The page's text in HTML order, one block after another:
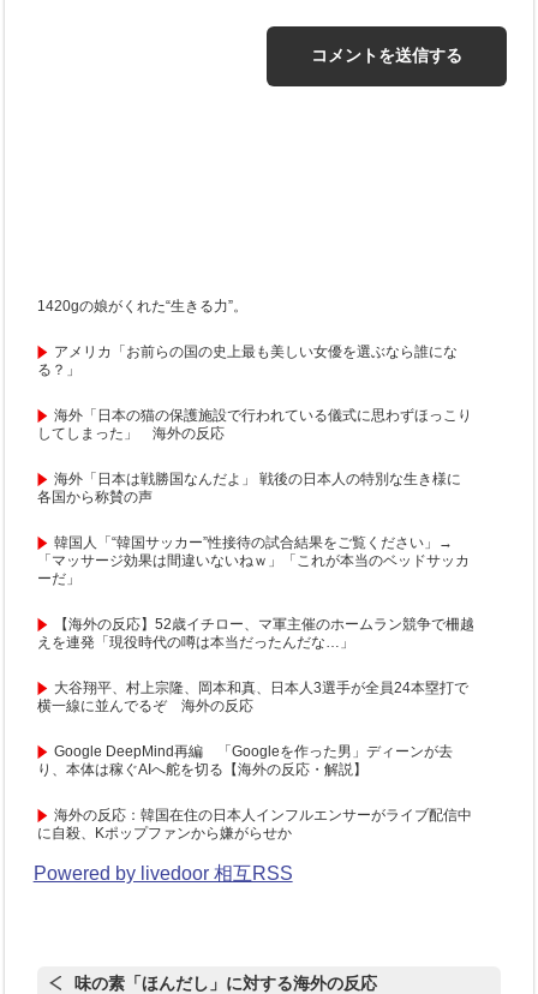
1420gの娘がくれた“生きる力”。
アメリカ「お前らの国の史上最も美しい女優を選ぶなら誰にな
る？」
海外「日本の猫の保護施設で行われている儀式に思わずほっこり
してしまった」 海外の反応
海外「日本は戦勝国なんだよ」 戦後の日本人の特別な生き様に
各国から称賛の声
韓国人「“韓国サッカー”性接待の試合結果をご覧ください」→
「マッサージ効果は間違いないねｗ」「これが本当のベッドサッカ
ーだ」
【海外の反応】52歳イチロー、マ軍主催のホームラン競争で柵越
えを連発「現役時代の噂は本当だったんだな…」
大谷翔平、村上宗隆、岡本和真、日本人3選手が全員24本塁打で
横一線に並んでるぞ 海外の反応
Google DeepMind再編 「Googleを作った男」ディーンが去
り、本体は稼ぐAIへ舵を切る【海外の反応・解説】
海外の反応：韓国在住の日本人インフルエンサーがライブ配信中
に自殺、Kポップファンから嫌がらせか
Powered by livedoor 相互RSS
味の素「ほんだし」に対する海外の反応